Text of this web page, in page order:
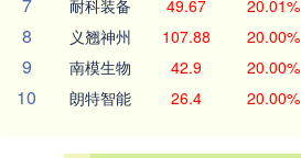
耐科装备 49.67 20.01%
8 义翘神州 107.88 20.00%
9 南模生物 42.9 20.00%
10 朗特智能 26.4 20.00%